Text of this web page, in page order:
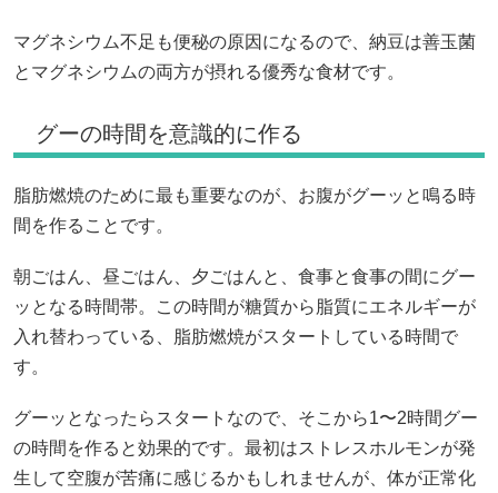
マグネシウム不足も便秘の原因になるので、納豆は善玉菌
とマグネシウムの両方が摂れる優秀な食材です。
グーの時間を意識的に作る
脂肪燃焼のために最も重要なのが、お腹がグーッと鳴る時
間を作ることです。
朝ごはん、昼ごはん、夕ごはんと、食事と食事の間にグー
ッとなる時間帯。この時間が糖質から脂質にエネルギーが
入れ替わっている、脂肪燃焼がスタートしている時間で
す。
グーッとなったらスタートなので、そこから1〜2時間グー
の時間を作ると効果的です。最初はストレスホルモンが発
生して空腹が苦痛に感じるかもしれませんが、体が正常化